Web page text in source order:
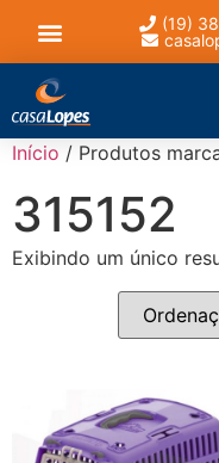
(19)
Início / Produtos
315152
Exibindo um único